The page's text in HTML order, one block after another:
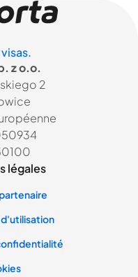
z o.o.
2
légales